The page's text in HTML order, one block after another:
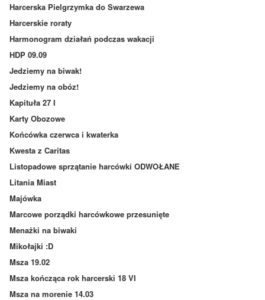
Harcerska Pielgrzymka do Swarzewa
Harcerskie roraty
Harmonogram działań podczas wakacji
HDP 09.09
Jedziemy na biwak!
Jedziemy na obóz!
Kapituła 27 I
Karty Obozowe
Końcówka czerwca i kwaterka
Kwesta z Caritas
Listopadowe sprzątanie harcówki ODWOŁANE
Litania Miast
Majówka
Marcowe porządki harcówkowe przesunięte
Menażki na biwaki
Mikołajki :D
Msza 19.02
Msza kończąca rok harcerski 18 VI
Msza na morenie 14.03